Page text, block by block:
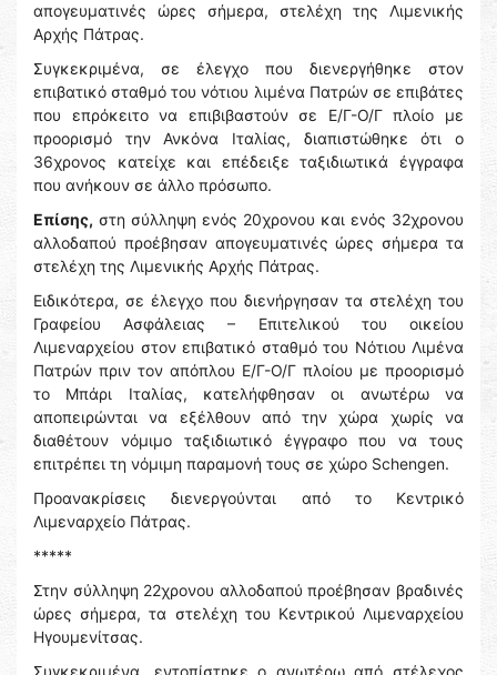
απογευματινές ώρες σήμερα, στελέχη της Λιμενικής
Αρχής Πάτρας.
Συγκεκριμένα, σε έλεγχο που διενεργήθηκε στον
επιβατικό σταθμό του νότιου λιμένα Πατρών σε επιβάτες
που επρόκειτο να επιβιβαστούν σε Ε/Γ-Ο/Γ πλοίο με
προορισμό την Ανκόνα Ιταλίας, διαπιστώθηκε ότι ο
36χρονος κατείχε και επέδειξε ταξιδιωτικά έγγραφα
που ανήκουν σε άλλο πρόσωπο.
Επίσης, στη σύλληψη ενός 20χρονου και ενός 32χρονου
αλλοδαπού προέβησαν απογευματινές ώρες σήμερα τα
στελέχη της Λιμενικής Αρχής Πάτρας.
Ειδικότερα, σε έλεγχο που διενήργησαν τα στελέχη του
Γραφείου Ασφάλειας – Επιτελικού του οικείου
Λιμεναρχείου στον επιβατικό σταθμό του Νότιου Λιμένα
Πατρών πριν τον απόπλου Ε/Γ-Ο/Γ πλοίου με προορισμό
το Μπάρι Ιταλίας, κατελήφθησαν οι ανωτέρω να
αποπειρώνται να εξέλθουν από την χώρα χωρίς να
διαθέτουν νόμιμο ταξιδιωτικό έγγραφο που να τους
επιτρέπει τη νόμιμη παραμονή τους σε χώρο Schengen.
Προανακρίσεις διενεργούνται από το Κεντρικό
Λιμεναρχείο Πάτρας.
*****
Στην σύλληψη 22χρονου αλλοδαπού προέβησαν βραδινές
ώρες σήμερα, τα στελέχη του Κεντρικού Λιμεναρχείου
Ηγουμενίτσας.
Συγκεκριμένα, εντοπίστηκε ο ανωτέρω από στέλεχος